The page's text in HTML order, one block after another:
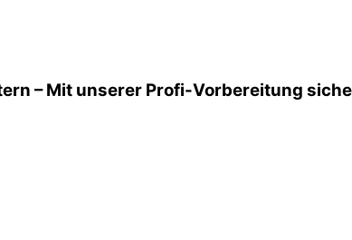
– Mit unserer Profi-Vorbereitung